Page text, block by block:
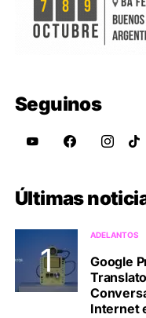
Seguinos
Últimas
ADELANTOS
Google
Internet